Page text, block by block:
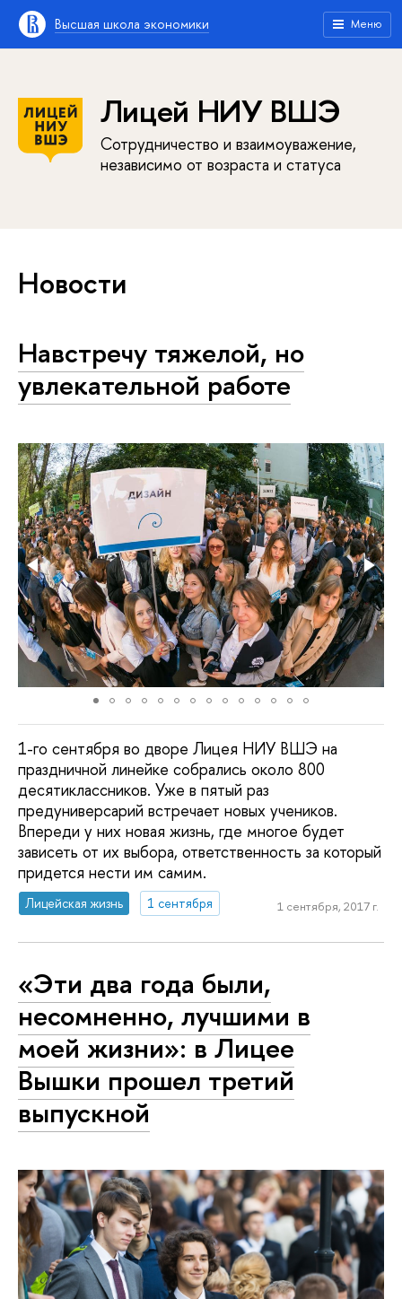
Высшая школа экономики Меню
Лицей НИУ ВШЭ
Сотрудничество и взаимоуважение,
независимо от возраста и статуса
Новости
Навстречу тяжелой, но
увлекательной работе
1-го сентября во дворе Лицея НИУ ВШЭ на
праздничной линейке собрались около 800
десятиклассников. Уже в пятый раз
предуниверсарий встречает новых учеников.
Впереди у них новая жизнь, где многое будет
зависеть от их выбора, ответственность за который
придется нести им самим.
Лицейская жизнь 1 сентября 1 сентября, 2017 г.
«Эти два года были,
несомненно, лучшими в
моей жизни»: в Лицее
Вышки прошел третий
выпускной